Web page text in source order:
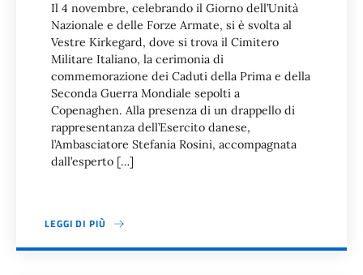
Il 4 novembre, celebrando il Giorno dell’Unità
Nazionale e delle Forze Armate, si è svolta al
Vestre Kirkegard, dove si trova il Cimitero
Militare Italiano, la cerimonia di
commemorazione dei Caduti della Prima e della
Seconda Guerra Mondiale sepolti a
Copenaghen. Alla presenza di un drappello di
rappresentanza dell’Esercito danese,
l’Ambasciatore Stefania Rosini, accompagnata
dall’esperto […]
LEGGI DI PIÙ